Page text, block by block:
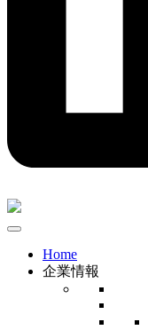
Home
企業情報